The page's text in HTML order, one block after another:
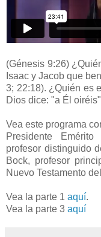
(Génesis 9:26)
Isaac y Jacob que
3; 22:18). ¿Quién es
Dios dice: "a Él
Vea este programa
Presidente
profesor distinguido
Bock, profesor
Nuevo Testamento
Vea la parte 1 aquí.
Vea la parte 3 aquí